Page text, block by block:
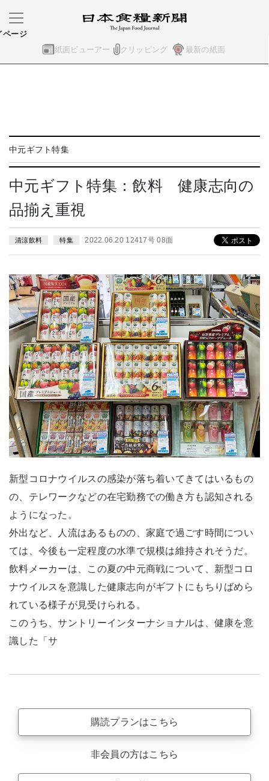
紙面ビューアー クリッピング 最新の紙面
ページ
中元ギフト特集
中元ギフト特集：飲料 健康志向の
品揃え重視
清涼飲料 特集 2022.06.20 12417号 08面
新型コロナウイルスの感染が落ち着いてきてはいるもの
の、テレワークなどの在宅勤務での働き方も認知される
ようになった。
外出など、人流はあるものの、家庭で過ごす時間につい
ては、今後も一定程度の水準で規模は維持されそうだ。
飲料メーカーは、この夏の中元商戦について、新型コロ
ナウイルスを意識した健康志向がギフトにもちりばめら
れている様子が見受けられる。
このうち、サントリーインターナショナルは、健康を意
識した「サ
購読プランはこちら
非会員の方はこちら